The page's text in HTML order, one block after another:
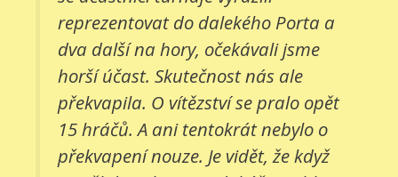
reprezentovat do dalekého Porta a
dva další na hory, očekávali jsme
horší účast. Skutečnost nás ale
překvapila. O vítězství se pralo opět
15 hráčů. A ani tentokrát nebylo o
překvapení nouze. Je vidět, že když